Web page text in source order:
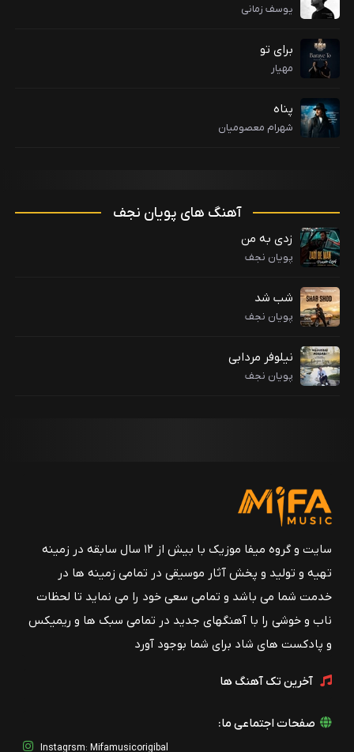
یوسف زمانی
برای تو
مهیار
پناه
شهرام معصومیان
آهنگ های پویان نجف
زدی به من
پویان نجف
شب شد
پویان نجف
نیلوفر مردابی
پویان نجف
سایت و گروه میفا موزیک با بیش از ۱۲ سال سابقه در زمینه
تهیه و تولید و پخش آثار موسیقی در تمامی زمینه ها در
خدمت شما می باشد و تمامی سعی خود را می نماید تا لحظات
ناب و خوشی را با آهنگهای جدید در تمامی سبک ها و ریمیکس
و پادکست های شاد برای شما بوجود آورد
آخرین تک آهنگ ها
صفحات اجتماعی ما:
Instagrsm: Mifamusicorigibal